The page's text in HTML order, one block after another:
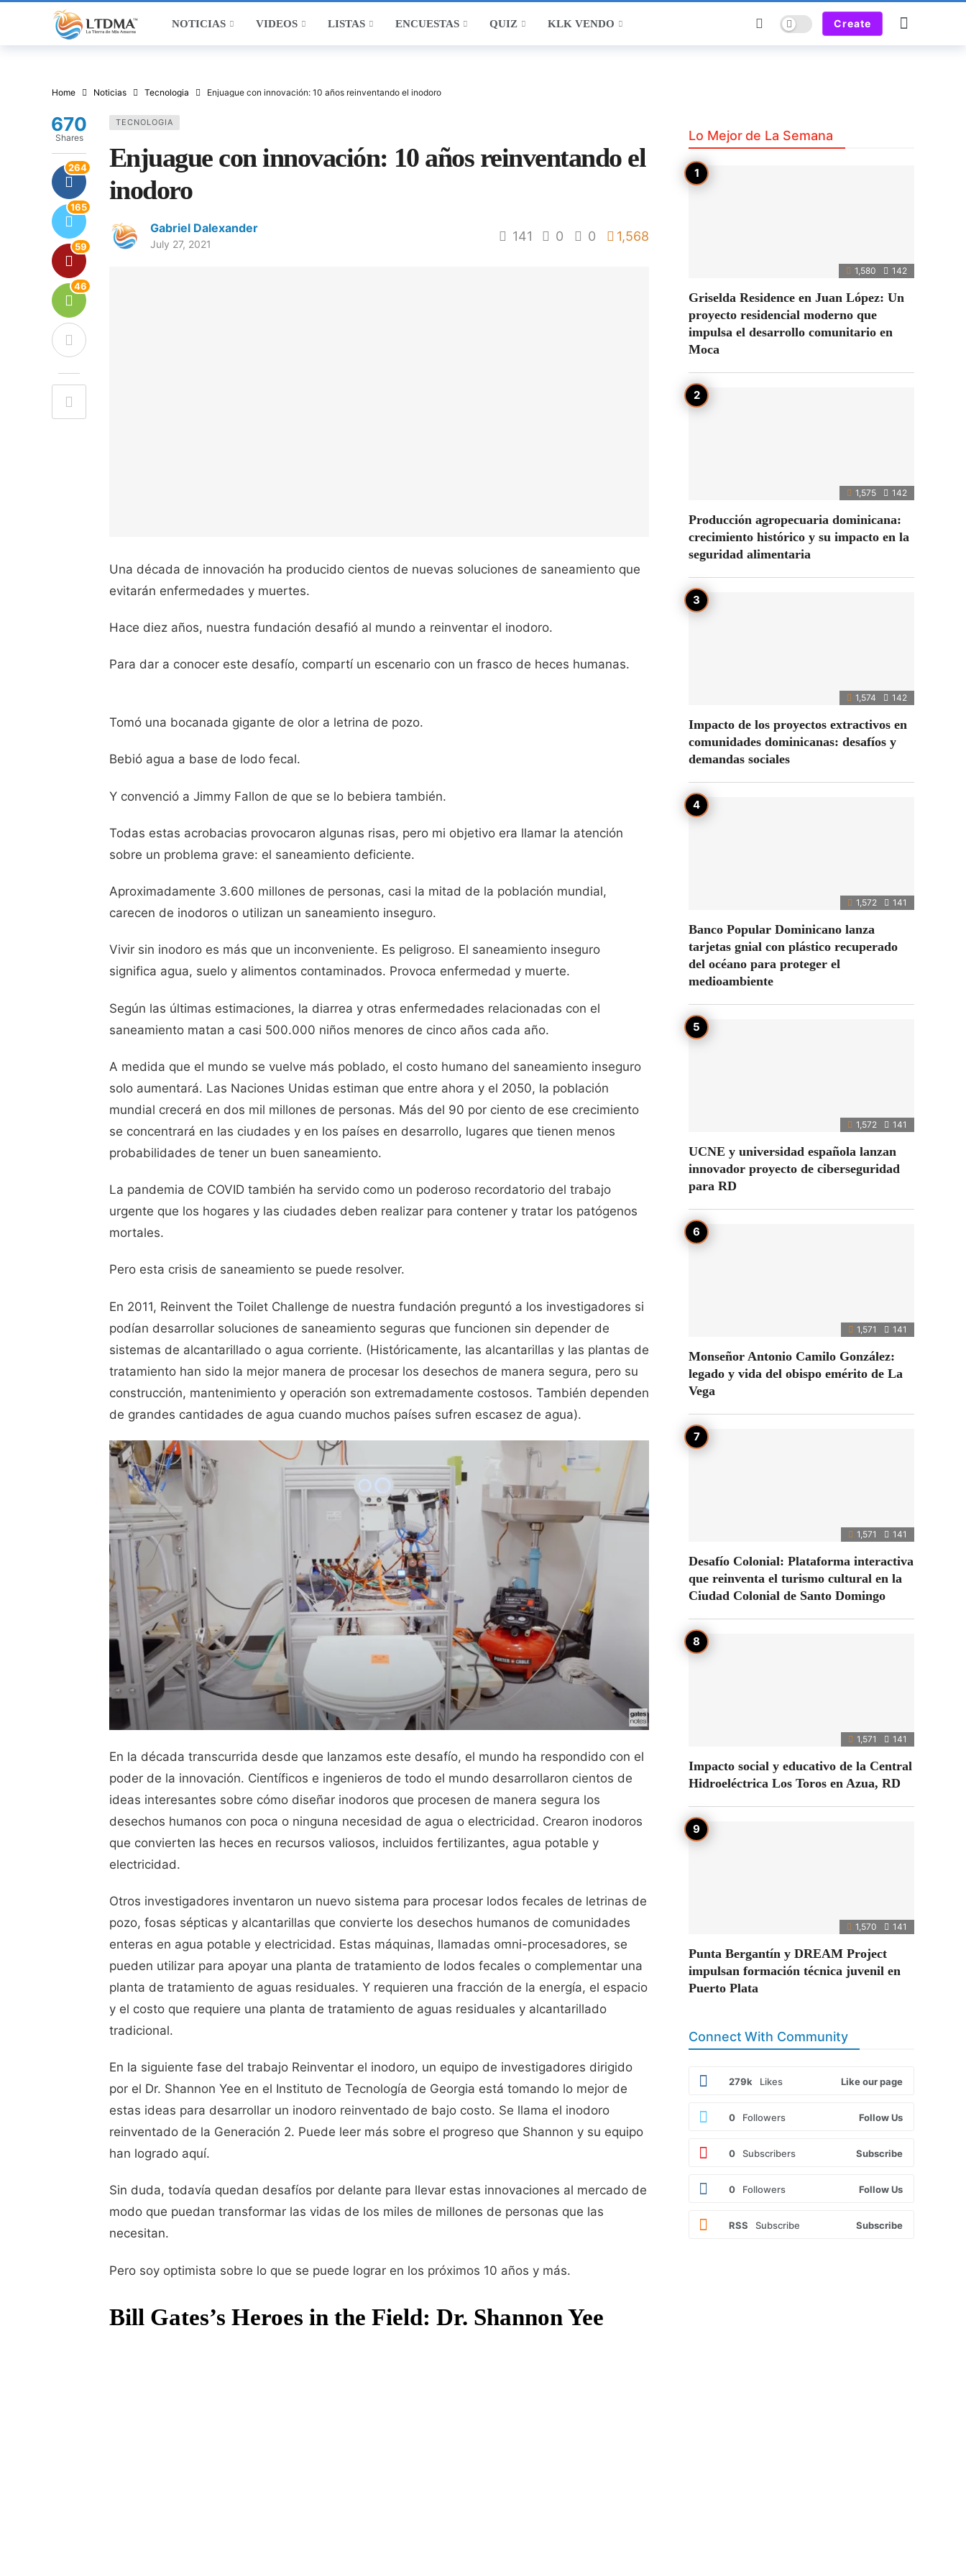
NOTICIAS VIDEOS LISTAS ENCUESTAS QUIZ KLK VENDO Dark mode Create
Home Noticias Tecnologia Enjuague con innovación: 10 años reinventando el inodoro
TECNOLOGIA
Enjuague con innovación: 10 años reinventando el
inodoro
Gabriel Dalexander
July 27, 2021
141 0 0 1,568
670
Shares
264
165
59
46
Una década de innovación ha producido cientos de nuevas soluciones de saneamiento que
evitarán enfermedades y muertes.
Hace diez años, nuestra fundación desafió al mundo a reinventar el inodoro.
Para dar a conocer este desafío, compartí un escenario con un frasco de heces humanas.
Tomó una bocanada gigante de olor a letrina de pozo.
Bebió agua a base de lodo fecal.
Y convenció a Jimmy Fallon de que se lo bebiera también.
Todas estas acrobacias provocaron algunas risas, pero mi objetivo era llamar la atención
sobre un problema grave: el saneamiento deficiente.
Aproximadamente 3.600 millones de personas, casi la mitad de la población mundial,
carecen de inodoros o utilizan un saneamiento inseguro.
Vivir sin inodoro es más que un inconveniente. Es peligroso. El saneamiento inseguro
significa agua, suelo y alimentos contaminados. Provoca enfermedad y muerte.
Según las últimas estimaciones, la diarrea y otras enfermedades relacionadas con el
saneamiento matan a casi 500.000 niños menores de cinco años cada año.
A medida que el mundo se vuelve más poblado, el costo humano del saneamiento inseguro
solo aumentará. Las Naciones Unidas estiman que entre ahora y el 2050, la población
mundial crecerá en dos mil millones de personas. Más del 90 por ciento de ese crecimiento
se concentrará en las ciudades y en los países en desarrollo, lugares que tienen menos
probabilidades de tener un buen saneamiento.
La pandemia de COVID también ha servido como un poderoso recordatorio del trabajo
urgente que los hogares y las ciudades deben realizar para contener y tratar los patógenos
mortales.
Pero esta crisis de saneamiento se puede resolver.
En 2011, Reinvent the Toilet Challenge de nuestra fundación preguntó a los investigadores si
podían desarrollar soluciones de saneamiento seguras que funcionen sin depender de
sistemas de alcantarillado o agua corriente. (Históricamente, las alcantarillas y las plantas de
tratamiento han sido la mejor manera de procesar los desechos de manera segura, pero su
construcción, mantenimiento y operación son extremadamente costosos. También dependen
de grandes cantidades de agua cuando muchos países sufren escasez de agua).
En la década transcurrida desde que lanzamos este desafío, el mundo ha respondido con el
poder de la innovación. Científicos e ingenieros de todo el mundo desarrollaron cientos de
ideas interesantes sobre cómo diseñar inodoros que procesen de manera segura los
desechos humanos con poca o ninguna necesidad de agua o electricidad. Crearon inodoros
que convierten las heces en recursos valiosos, incluidos fertilizantes, agua potable y
electricidad.
Otros investigadores inventaron un nuevo sistema para procesar lodos fecales de letrinas de
pozo, fosas sépticas y alcantarillas que convierte los desechos humanos de comunidades
enteras en agua potable y electricidad. Estas máquinas, llamadas omni-procesadores, se
pueden utilizar para apoyar una planta de tratamiento de lodos fecales o complementar una
planta de tratamiento de aguas residuales. Y requieren una fracción de la energía, el espacio
y el costo que requiere una planta de tratamiento de aguas residuales y alcantarillado
tradicional.
En la siguiente fase del trabajo Reinventar el inodoro, un equipo de investigadores dirigido
por el Dr. Shannon Yee en el Instituto de Tecnología de Georgia está tomando lo mejor de
estas ideas para desarrollar un inodoro reinventado de bajo costo. Se llama el inodoro
reinventado de la Generación 2. Puede leer más sobre el progreso que Shannon y su equipo
han logrado aquí.
Sin duda, todavía quedan desafíos por delante para llevar estas innovaciones al mercado de
modo que puedan transformar las vidas de los miles de millones de personas que las
necesitan.
Pero soy optimista sobre lo que se puede lograr en los próximos 10 años y más.
Bill Gates’s Heroes in the Field: Dr. Shannon Yee
Lo Mejor de La Semana
1,580 142
Griselda Residence en Juan López: Un
proyecto residencial moderno que
impulsa el desarrollo comunitario en
Moca
1,575 142
Producción agropecuaria dominicana:
crecimiento histórico y su impacto en la
seguridad alimentaria
1,574 142
Impacto de los proyectos extractivos en
comunidades dominicanas: desafíos y
demandas sociales
1,572 141
Banco Popular Dominicano lanza
tarjetas gnial con plástico recuperado
del océano para proteger el
medioambiente
1,572 141
UCNE y universidad española lanzan
innovador proyecto de ciberseguridad
para RD
1,571 141
Monseñor Antonio Camilo González:
legado y vida del obispo emérito de La
Vega
1,571 141
Desafío Colonial: Plataforma interactiva
que reinventa el turismo cultural en la
Ciudad Colonial de Santo Domingo
1,571 141
Impacto social y educativo de la Central
Hidroeléctrica Los Toros en Azua, RD
1,570 141
Punta Bergantín y DREAM Project
impulsan formación técnica juvenil en
Puerto Plata
Connect With Community
279k Likes Like our page
0 Followers Follow Us
0 Subscribers Subscribe
0 Followers Follow Us
RSS Subscribe Subscribe